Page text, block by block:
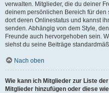
verwalten. Mitglieder, die du deiner
deinem persönlichen Bereich für
dort deren Onlinestatus und kannst
senden. Abhängig von dem Style,
Freunde auch hervorgehoben sein.
siehst du seine Beiträge
Nach oben
Wie kann ich Mitglieder zur Liste
Mitglieder hinzufügen oder diese